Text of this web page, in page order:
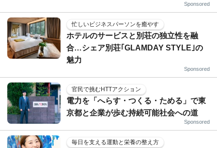
Sponsored
忙しいビジネスパーソンを癒やす
ホテルのサービスと別荘の独立性を融
合…シェア別荘｢GLAMDAY STYLE｣の
魅力
Sponsored
官民で挑むHTTアクション
電力を「へらす・つくる・ためる」で東
京都と企業が歩む持続可能社会への道
Sponsored
毎日を支える運動と栄養の整え方